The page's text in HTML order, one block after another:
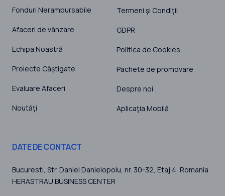
Fonduri Nerambursabile
Afaceri de vânzare
Echipa Noastră
Proiecte Câștigate
Evaluare Afaceri
Noutăţi
Termeni şi Condiţii
GDPR
Politica de Cookies
Pachete de promovare
Despre noi
Aplicaţia Mobilă
DATE DE CONTACT
Bucuresti, Str. Daniel Danielopolu, nr. 30-32, Etaj 4, Romania
HERASTRAU BUSINESS CENTER